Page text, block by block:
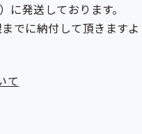
届
先
発送しております。
でに納付して頂きますよ
て